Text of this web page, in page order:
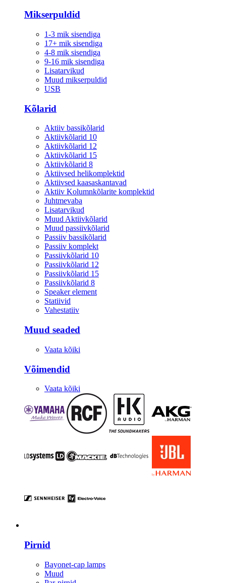
Mikserpuldid
1-3 mik sisendiga
17+ mik sisendiga
4-8 mik sisendiga
9-16 mik sisendiga
Lisatarvikud
Muud mikserpuldid
USB
Kõlarid
Aktiiv bassikõlarid
Aktiivkõlarid 10
Aktiivkõlarid 12
Aktiivkõlarid 15
Aktiivkõlarid 8
Aktiivsed helikomplektid
Aktiivsed kaasaskantavad
Aktiiv Kolumnkõlarite komplektid
Juhtmevaba
Lisatarvikud
Muud Aktiivkõlarid
Muud passiivkõlarid
Passiiv bassikõlarid
Passiiv komplekt
Passiivkõlarid 10
Passiivkõlarid 12
Passiivkõlarid 15
Passiivkõlarid 8
Speaker element
Statiivid
Vahestatiiv
Muud seaded
Vaata kõiki
Võimendid
Vaata kõiki
Pirnid
Bayonet-cap lamps
Muud